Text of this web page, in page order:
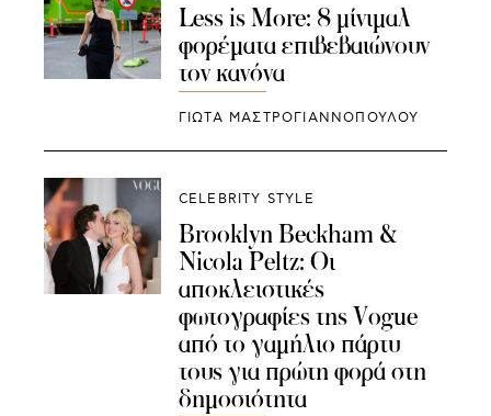
Less is More: 8 μίνιμαλ
φορέματα επιβεβαιώνουν
τον κανόνα
ΓΙΩΤΑ ΜΑΣΤΡΟΓΙΑΝΝΟΠΟΥΛΟΥ
CELEBRITY STYLE
Brooklyn Beckham &
Nicola Peltz: Οι
αποκλειστικές
φωτογραφίες της Vogue
από το γαμήλιο πάρτυ
τους για πρώτη φορά στη
δημοσιότητα